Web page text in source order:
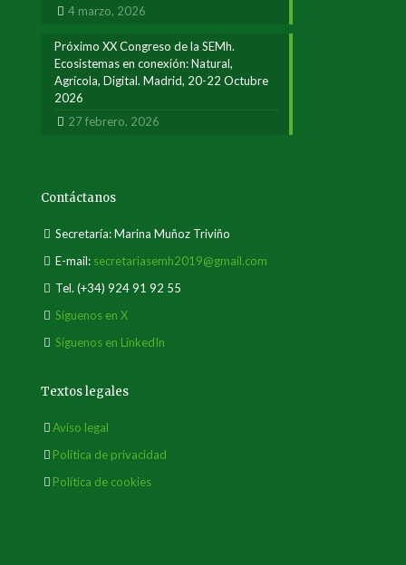
4 marzo, 2026
Próximo XX Congreso de la SEMh.
Ecosistemas en conexión: Natural,
Agrícola, Digital. Madrid, 20-22 Octubre
2026
27 febrero, 2026
Contáctanos
Secretaría: Marina Muñoz Triviño
E-mail: secretariasemh2019@gmail.com
Tel. (+34) 924 91 92 55
Síguenos en X
Síguenos en LinkedIn
Textos legales
Aviso legal
Política de privacidad
Política de cookies